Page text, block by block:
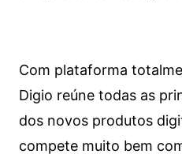
Com plataforma
Digio reúne todas as
dos novos produtos
compete muito bem